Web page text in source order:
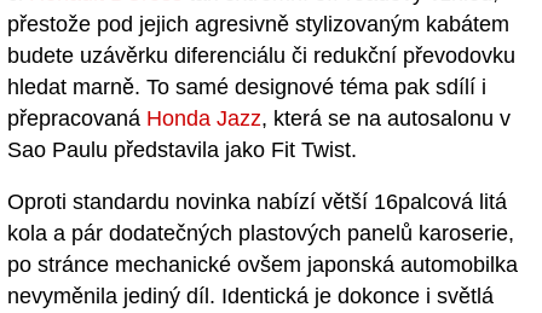
přestože pod jejich agresivně stylizovaným kabátem
budete uzávěrku diferenciálu či redukční převodovku
hledat marně. To samé designové téma pak sdílí i
přepracovaná Honda Jazz, která se na autosalonu v
Sao Paulu představila jako Fit Twist.
Oproti standardu novinka nabízí větší 16palcová litá
kola a pár dodatečných plastových panelů karoserie,
po stránce mechanické ovšem japonská automobilka
nevyměnila jediný díl. Identická je dokonce i světlá